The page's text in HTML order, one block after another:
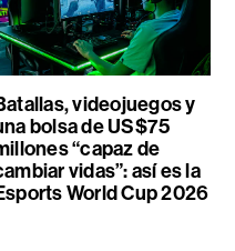
videojuegos y
bolsa de US$75
“capaz de
vidas”: así es la
World Cup 2026